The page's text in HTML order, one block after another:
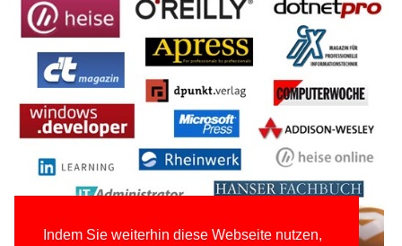
Indem Sie weiterhin diese Webseite nutzen,